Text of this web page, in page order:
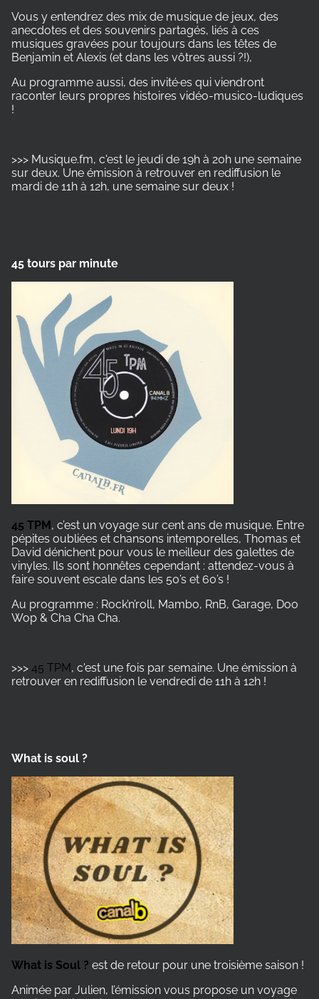
Vous y entendrez des mix de musique de jeux, des
anecdotes et des souvenirs partagés, liés à ces
musiques gravées pour toujours dans les têtes de
Benjamin et Alexis (et dans les vôtres aussi ?!),
Au programme aussi, des invité·es qui viendront
raconter leurs propres histoires vidéo-musico-ludiques
!
>>> Musique.fm, c'est le jeudi de 19h à 20h une semaine
sur deux. Une émission à retrouver en rediffusion le
mardi de 11h à 12h, une semaine sur deux !
45 tours par minute
45 TPM, c’est un voyage sur cent ans de musique. Entre
pépites oubliées et chansons intemporelles, Thomas et
David dénichent pour vous le meilleur des galettes de
vinyles. Ils sont honnêtes cependant : attendez-vous à
faire souvent escale dans les 50’s et 60’s !
Au programme : Rock’n’roll, Mambo, RnB, Garage, Doo
Wop & Cha Cha Cha.
>>> 45 TPM, c'est une fois par semaine. Une émission à
retrouver en rediffusion le vendredi de 11h à 12h !
What is soul ?
What is Soul ? est de retour pour une troisième saison !
Animée par Julien, l’émission vous propose un voyage